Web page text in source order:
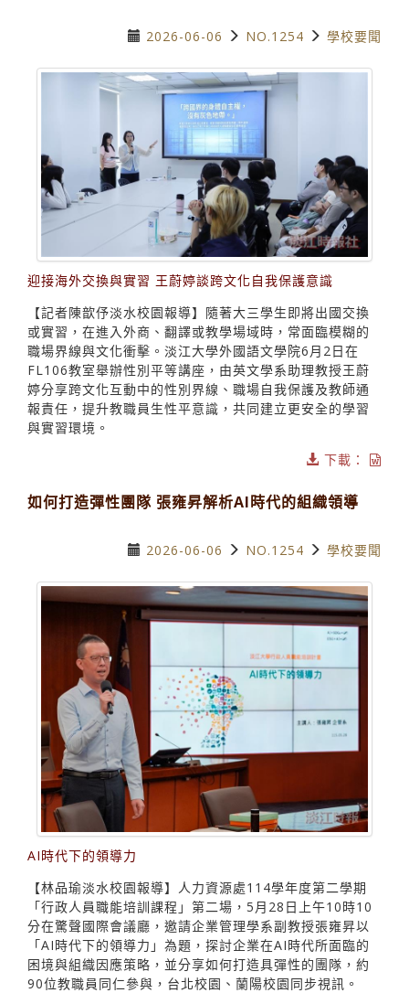
2026-06-06 NO.1254 學校要聞
迎接海外交換與實習 王蔚婷談跨文化自我保護意識
【記者陳歆伃淡水校園報導】隨著大三學生即將出國交換
或實習，在進入外商、翻譯或教學場域時，常面臨模糊的
職場界線與文化衝擊。淡江大學外國語文學院6月2日在
FL106教室舉辦性別平等講座，由英文學系助理教授王蔚
婷分享跨文化互動中的性別界線、職場自我保護及教師通
報責任，提升教職員生性平意識，共同建立更安全的學習
與實習環境。
下載：
如何打造彈性團隊 張雍昇解析AI時代的組織領導
2026-06-06 NO.1254 學校要聞
AI時代下的領導力
【林品瑜淡水校園報導】人力資源處114學年度第二學期
「行政人員職能培訓課程」第二場，5月28日上午10時10
分在驚聲國際會議廳，邀請企業管理學系副教授張雍昇以
「AI時代下的領導力」為題，探討企業在AI時代所面臨的
困境與組織因應策略，並分享如何打造具彈性的團隊，約
90位教職員同仁參與，台北校園、蘭陽校園同步視訊。